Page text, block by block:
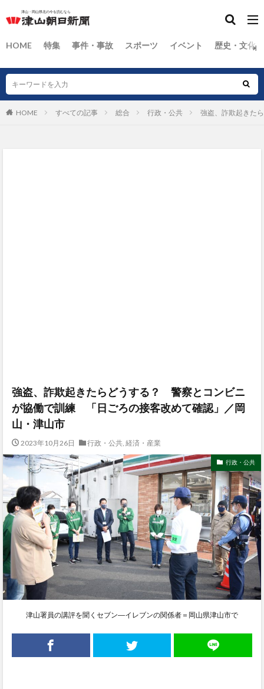
HOME 特集 事件・事故 スポーツ イベント 歴史・文化
HOME すべての記事 総合 行政・公共 強盗、詐欺起きた
強盗、詐欺起きたらどうする？ 警察とコンビニ
が協働で訓練 「日ごろの接客改めて確認」／岡
山・津山市
2023年10月26日 行政・公共 経済・産業
行政・公共
津山署員の講評を聞くセブン―イレブンの関係者＝岡山県津山市で